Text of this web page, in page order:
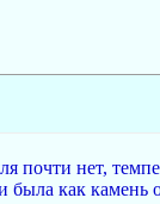
нет,
была как